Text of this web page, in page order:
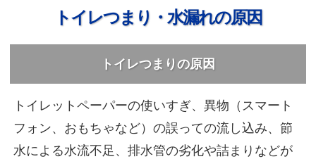
トイレつまり・水漏れの原因
トイレつまりの原因
トイレットペーパーの使いすぎ、異物（スマート
フォン、おもちゃなど）の誤っての流し込み、節
水による水流不足、排水管の劣化や詰まりなどが